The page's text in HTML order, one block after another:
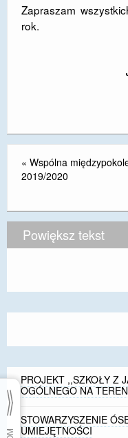
Zapraszam
rok.
« Wspólna
2019/2020
Powiększ tekst
PROJEKT ,,SZKOŁY Z
OGÓLNEGO NA
STOWARZYSZENIE
UMIEJĘTNOŚCI